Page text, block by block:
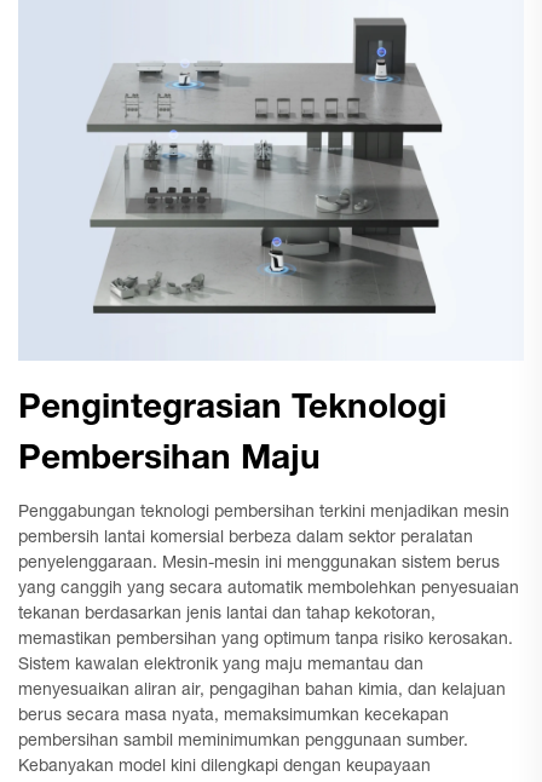
Pengintegrasian Teknologi
Pembersihan Maju
Penggabungan teknologi pembersihan terkini menjadikan mesin
pembersih lantai komersial berbeza dalam sektor peralatan
penyelenggaraan. Mesin-mesin ini menggunakan sistem berus
yang canggih yang secara automatik membolehkan penyesuaian
tekanan berdasarkan jenis lantai dan tahap kekotoran,
memastikan pembersihan yang optimum tanpa risiko kerosakan.
Sistem kawalan elektronik yang maju memantau dan
menyesuaikan aliran air, pengagihan bahan kimia, dan kelajuan
berus secara masa nyata, memaksimumkan kecekapan
pembersihan sambil meminimumkan penggunaan sumber.
Kebanyakan model kini dilengkapi dengan keupayaan